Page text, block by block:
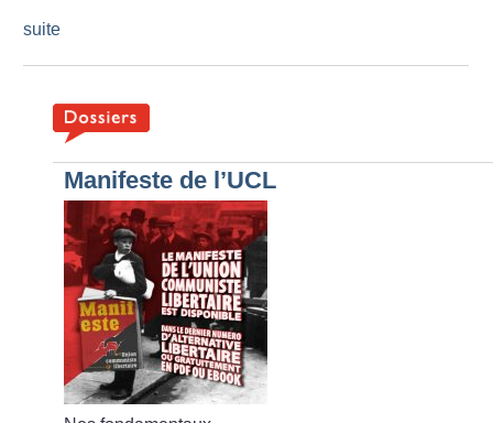
suite
Manifeste de l’UCL